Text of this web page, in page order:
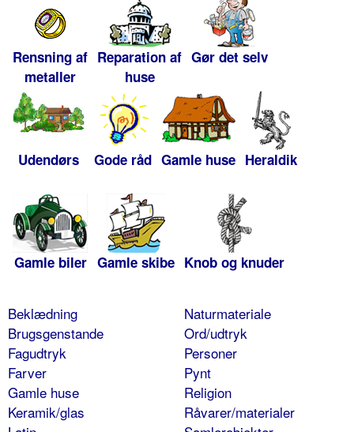
Rensning af
metaller
Reparation af
huse
Gør det selv
Udendørs Gode råd Gamle huse Heraldik
Gamle biler Gamle skibe Knob og knuder
Beklædning
Brugsgenstande
Fagudtryk
Farver
Gamle huse
Keramik/glas
Naturmateriale
Ord/udtryk
Personer
Pynt
Religion
Råvarer/materialer